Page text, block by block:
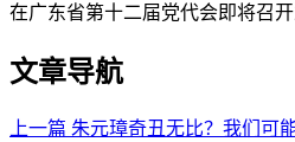
在广东省第十二届党代会即将召
文章导航
上一篇 朱元璋奇丑无比？我们可